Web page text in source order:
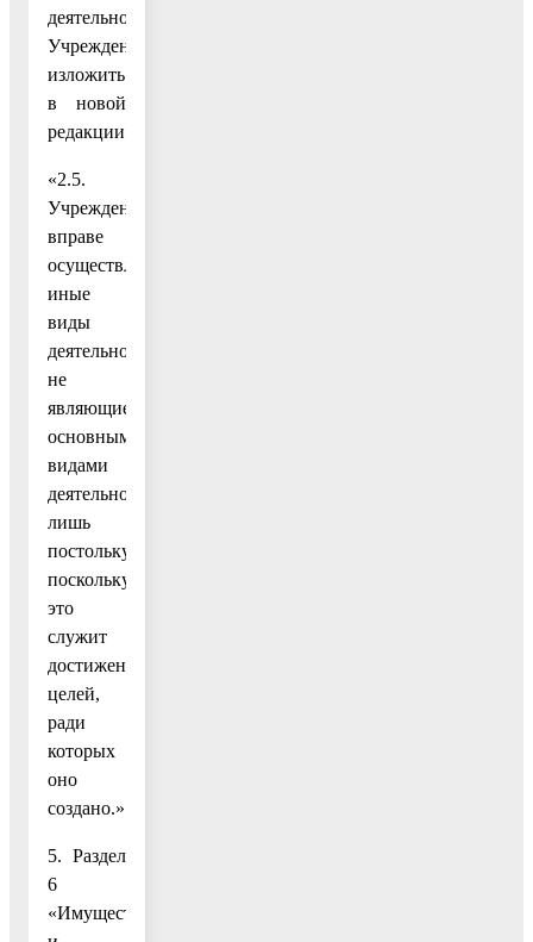
деятельности
Учреждения»
изложить
в новой
редакции:
«2.5.
Учреждение
вправе
осуществлять
иные
виды
деятельности,
не
являющиеся
основными
видами
деятельности,
лишь
постольку,
поскольку
это
служит
достижению
целей,
ради
которых
оно
создано.».
5. Раздел
6
«Имущество